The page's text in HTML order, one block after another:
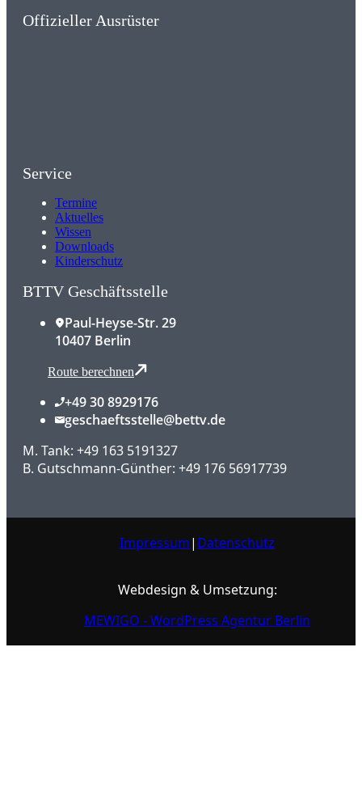
Offizieller Ausrüster
Service
Termine
Aktuelles
Wissen
Downloads
Kinderschutz
BTTV Geschäftsstelle
Paul-Heyse-Str. 29
10407 Berlin
Route berechnen
+49 30 8929176
geschaeftsstelle@bettv.de
M. Tank: +49 163 5191327
B. Gutschmann-Günther: +49 176 56917739
Impressum| Datenschutz
Webdesign & Umsetzung:
MEWIGO - WordPress Agentur Berlin